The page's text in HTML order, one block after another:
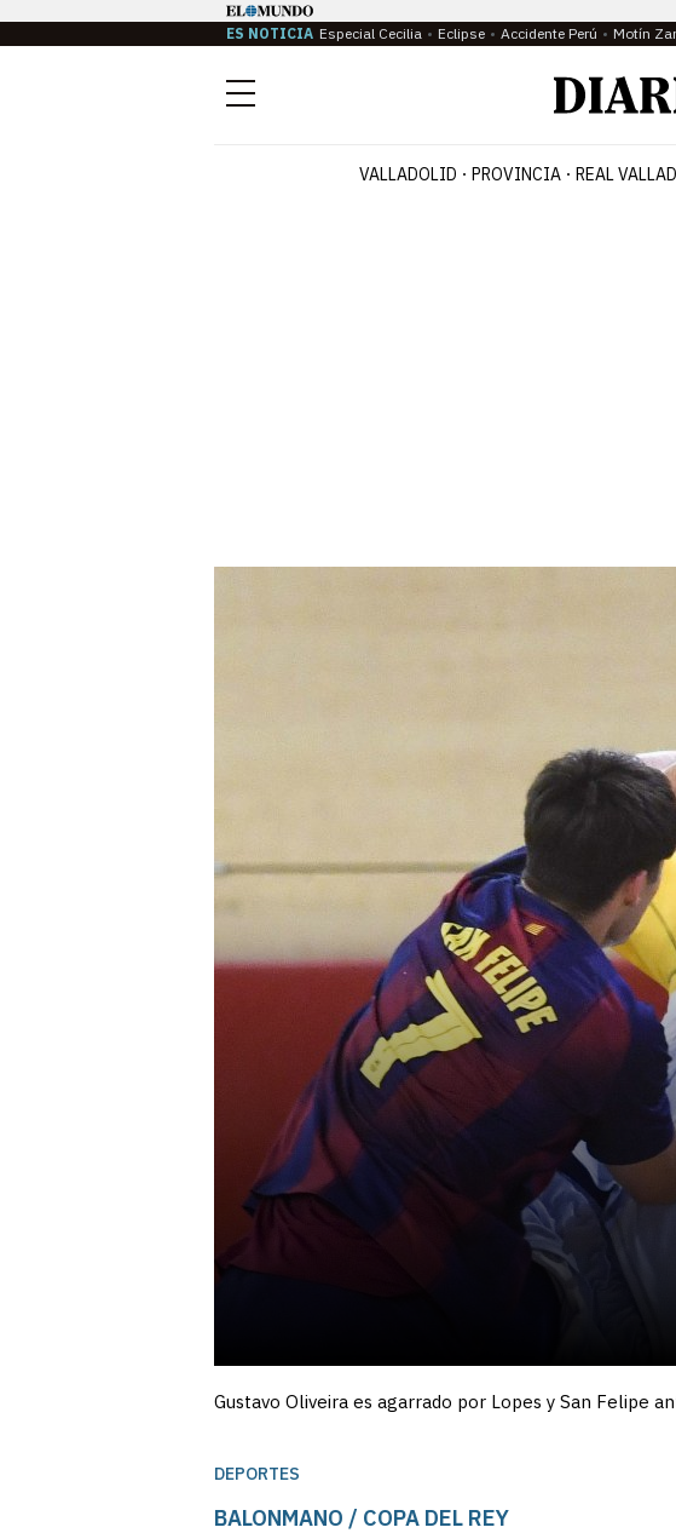
ES NOTICIA Especial Cecilia Eclipse Accidente Perú Motín
Menú
VALLADOLID PROVINCIA REAL
Gustavo Oliveira es agarrado por Lopes y San Felipe
DEPORTES
BALONMANO / COPA DEL REY